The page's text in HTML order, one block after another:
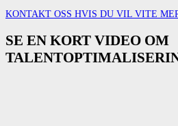
KONTAKT OSS HVIS DU VIL VITE
SE EN KORT VIDEO OM